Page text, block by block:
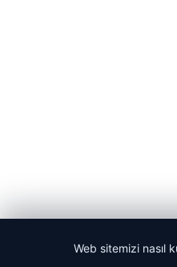
© 2026 Habercin –
Web sitemizi nasıl